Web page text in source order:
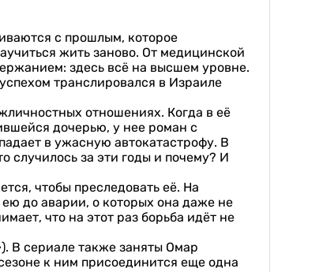
с прошлым, которое
жить заново. От медицинской
здесь всё на высшем уровне.
транслировался в Израиле
отношениях. Когда в её
дочерью, у нее роман с
в ужасную автокатастрофу. В
случилось за эти годы и почему? И
чтобы преследовать её. На
до аварии, о которых она даже не
что на этот раз борьба идёт не
В сериале также заняты Омар
к ним присоединится еще одна